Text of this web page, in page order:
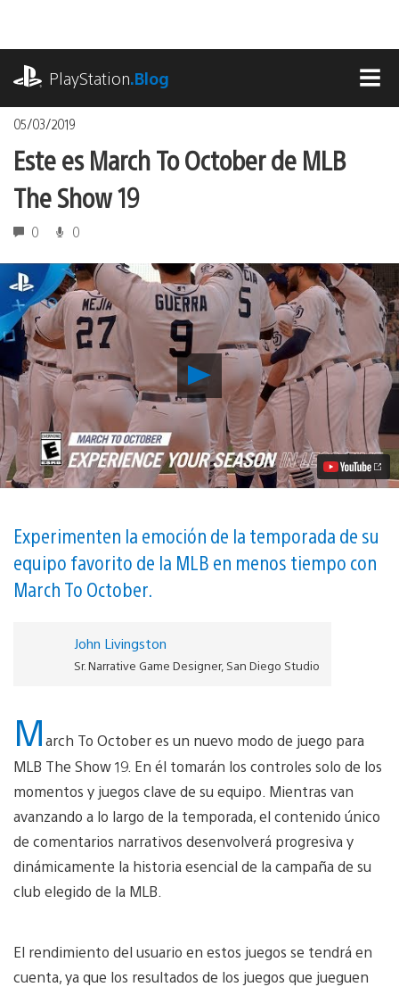
contenido
PlayStation.Blog
05/03/2019
Este es March To October de MLB
The Show 19
0 0
Reproducir
Este
es
March
To
October
de
MLB
19
Video
Experimenten la emoción de la temporada de su
equipo favorito de la MLB en menos tiempo con
March To October.
John Livingston
Sr. Narrative Game Designer, San Diego Studio
March To October es un nuevo modo de juego para
MLB The Show 19. En él tomarán los controles solo de los
momentos y juegos clave de su equipo. Mientras van
avanzando a lo largo de la temporada, el contenido único
de comentarios narrativos desenvolverá progresiva y
dinámicamente la historia esencial de la campaña de su
club elegido de la MLB.
El rendimiento del usuario en estos juegos se tendrá en
cuenta, ya que los resultados de los juegos que jueguen